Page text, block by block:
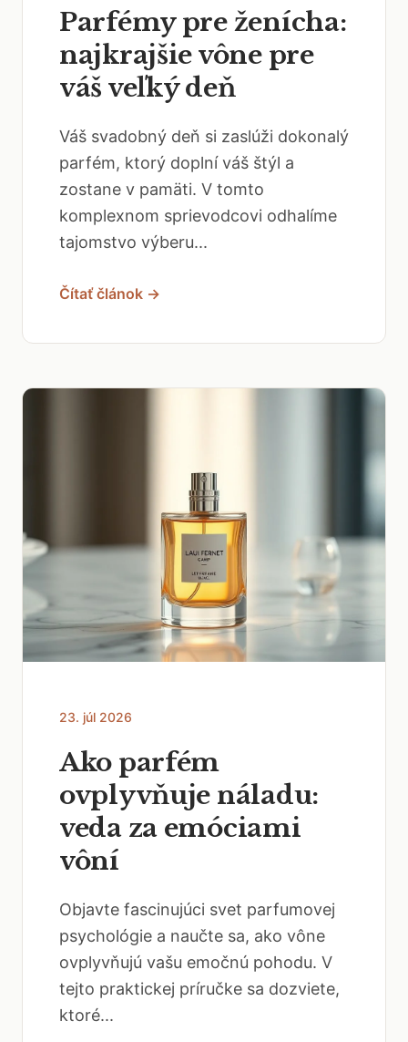
Parfémy pre ženícha:
najkrajšie vône pre
váš veľký deň
Váš svadobný deň si zaslúži dokonalý
parfém, ktorý doplní váš štýl a
zostane v pamäti. V tomto
komplexnom sprievodcovi odhalíme
tajomstvo výberu...
Čítať článok →
23. júl 2026
Ako parfém
ovplyvňuje náladu:
veda za emóciami
vôní
Objavte fascinujúci svet parfumovej
psychológie a naučte sa, ako vône
ovplyvňujú vašu emočnú pohodu. V
tejto praktickej príručke sa dozviete,
ktoré...